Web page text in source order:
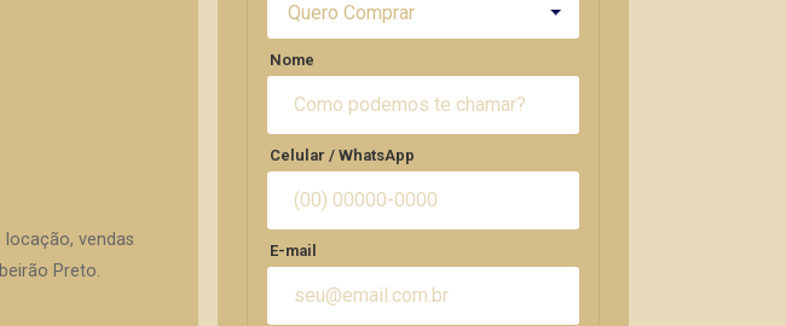
vendas
Preto.
Quero Comprar
Nome
Celular / WhatsApp
E-mail